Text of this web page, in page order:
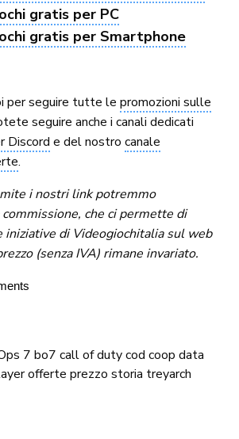
gratis per PC
gratis per Smartphone
per seguire tutte lepromozioni sulle
seguire anche i canali dedicati
Discord e del nostrocanale
.
i nostri link potremmo
commissione, che ci permette di
iniziative di Videogiochitalia sul web
(senza IVA) rimane invariato.
7 bo7 call of dutycod coop data
offerte prezzo storia treyarch